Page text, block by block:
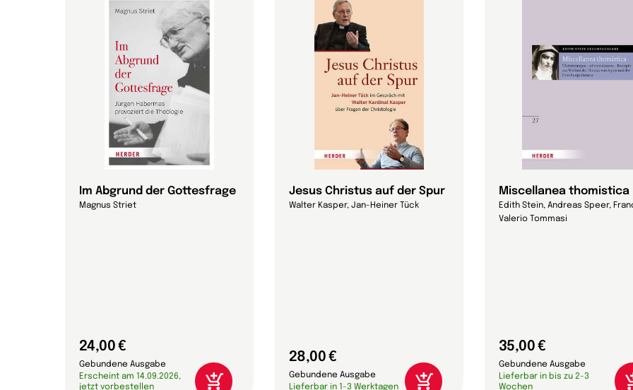
Im Abgrund der Gottesfrage
Magnus Striet
24,00 €
Gebundene Ausgabe
Erscheint am 14.09.2026,
jetzt vorbestellen
Jesus Christus auf der Spur
Walter Kasper, Jan-Heiner Tück
28,00 €
Gebundene Ausgabe
Lieferbar in 1-3 Werktagen
Miscellanea thomistica
Edith Stein, Andreas Speer,
Valerio Tommasi
35,00 €
Gebundene Ausgabe
Lieferbar in bis zu 2-3
Wochen